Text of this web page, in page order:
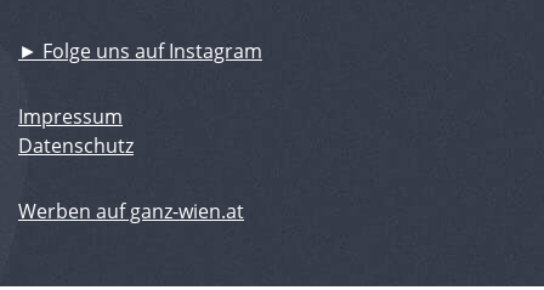
► Folge uns auf Instagram
Impressum
Datenschutz
Werben auf ganz-wien.at